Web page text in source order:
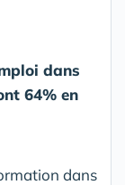
dans
64% en
dans